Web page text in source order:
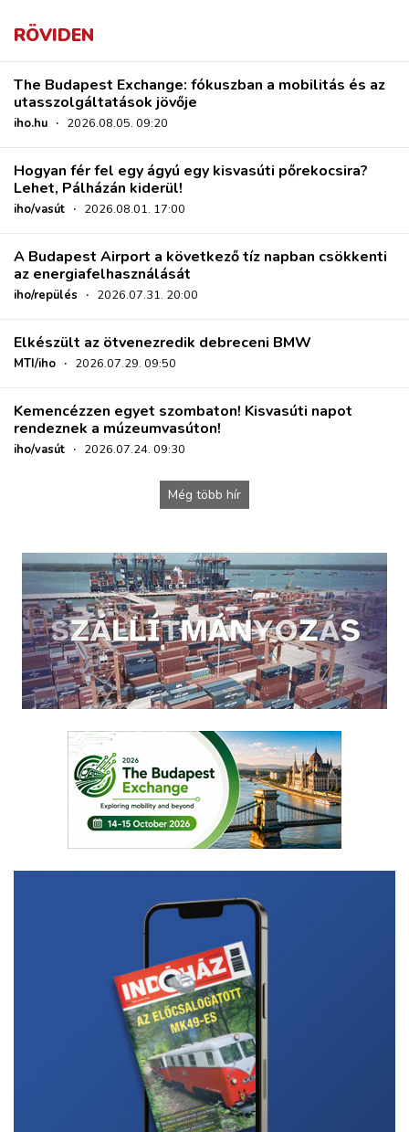
RÖVIDEN
The Budapest Exchange: fókuszban a mobilitás és az
utasszolgáltatások jövője
iho.hu · 2026.08.05. 09:20
Hogyan fér fel egy ágyú egy kisvasúti pőrekocsira?
Lehet, Pálházán kiderül!
iho/vasút · 2026.08.01. 17:00
A Budapest Airport a következő tíz napban csökkenti
az energiafelhasználását
iho/repülés · 2026.07.31. 20:00
Elkészült az ötvenezredik debreceni BMW
MTI/iho · 2026.07.29. 09:50
Kemencézzen egyet szombaton! Kisvasúti napot
rendeznek a múzeumvasúton!
iho/vasút · 2026.07.24. 09:30
Még több hír